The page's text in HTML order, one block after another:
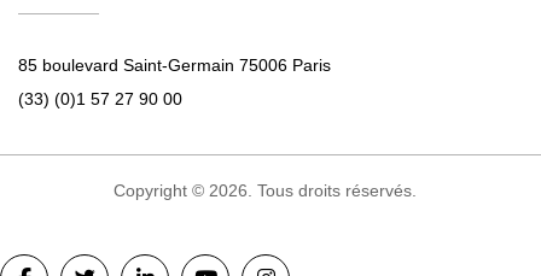
85 boulevard Saint-Germain 75006 Paris
(33) (0)1 57 27 90 00
Copyright © 2026. Tous droits réservés.